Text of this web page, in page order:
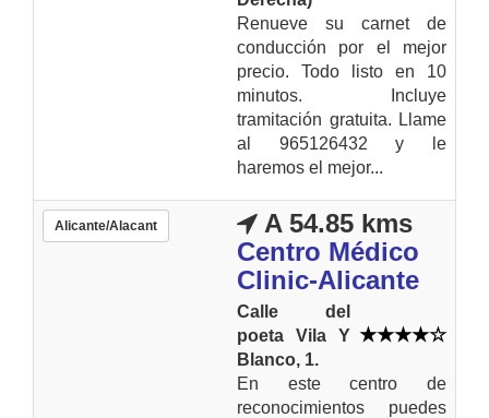
Renueve su carnet de
conducción por el mejor
precio. Todo listo en 10
minutos. Incluye
tramitación gratuita. Llame
al 965126432 y le
haremos el mejor...
Alicante/Alacant
A 54.85 kms
Centro Médico
Clinic-Alicante
Calle del
poeta Vila Y
Blanco, 1.
En este centro de
reconocimientos puedes